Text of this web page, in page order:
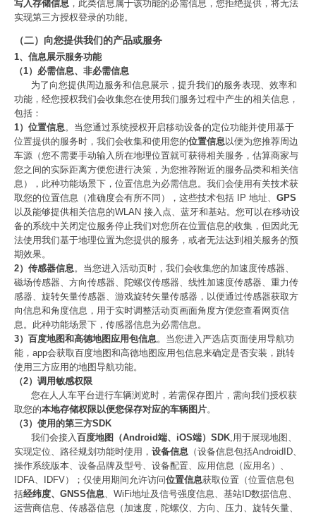
写入存储信息 ，此类信息属于该功能的必需信息，您拒绝提供，将无法
实现第三方授权登录的功能。
（二）向您提供我们的产品或服务
1、信息展示服务功能
（1）必需信息、非必需信息
为了向您提供周边服务和信息展示，提升我们的服务表现、效率和
功能，经您授权我们会收集您在使用我们服务过程中产生的相关信息，
包括：
1）位置信息。当您通过系统授权开启移动设备的定位功能并使用基于
位置提供的服务时，我们会收集和使用您的位置信息以便为您推荐周边
车源（您不需要手动输入所在地理位置就可获得相关服务，估算商家与
您之间的实际距离方便您进行决策，为您推荐附近的服务品类和相关信
息），此种功能场景下，位置信息为必需信息。我们会使用有关技术获
取您的位置信息（准确度会有所不同），这些技术包括 IP 地址、 GPS
以及能够提供相关信息的WLAN 接入点、蓝牙和基站。您可以在移动设
备的系统中关闭定位服务停止我们对您所在位置信息的收集，但因此无
法使用我们基于地理位置为您提供的服务，或者无法达到相关服务的预
期效果。
2）传感器信息。当您进入活动页时，我们会收集您的加速度传感器、
磁场传感器、方向传感器、陀螺仪传感器、线性加速度传感器、重力传
感器、旋转矢量传感器、游戏旋转矢量传感器，以便通过传感器获取方
向信息和角度信息，用于实时调整活动页画面角度方便您查看网页信
息。此种功能场景下，传感器信息为必需信息。
3）百度地图和高德地图应用包信息。当您进入严选店页面使用导航功
能，app会获取百度地图和高德地图应用包信息来确定是否安装，跳转
使用三方应用的地图导航功能。
（2）调用敏感权限
您在人人车平台进行车辆浏览时，若需保存图片，需向我们授权获
取您的本地存储权限以便您保存对应的车辆图片。
（3）使用的第三方SDK
我们会接入百度地图（Android端、iOS端）SDK,用于展现地图、
实现定位、路径规划功能时使用， 设备信息 （设备信息包括AndroidID、
操作系统版本、设备品牌及型号、设备配置、应用信息（应用名）、
IDFA、IDFV）；仅使用期间允许访问位置信息获取位置（位置信息包
括经纬度、GNSS信息、WiFi地址及信号强度信息、基站ID数据信息、
运营商信息、传感器信息（加速度，陀螺仪、方向、压力、旋转矢量、